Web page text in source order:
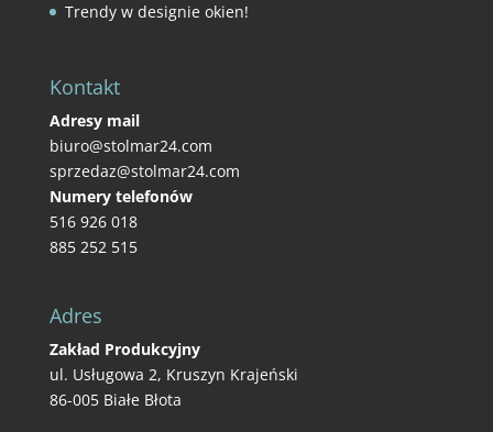
Trendy w designie okien!
Kontakt
Adresy mail
biuro@stolmar24.com
sprzedaz@stolmar24.com
Numery telefonów
516 926 018
885 252 515
Adres
Zakład Produkcyjny
ul. Usługowa 2, Kruszyn Krajeński
86-005 Białe Błota